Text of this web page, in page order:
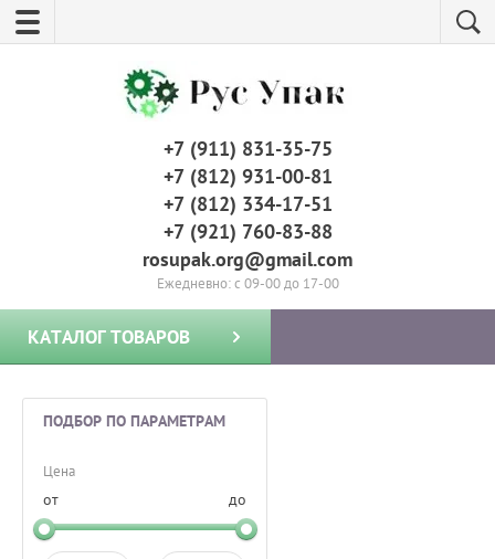
+7 (911) 831-35-75
+7 (812) 931-00-81
+7 (812) 334-17-51
+7 (921) 760-83-88
rosupak.org@gmail.com
Ежедневно: с 09-00 до 17-00
КАТАЛОГ ТОВАРОВ
ПОДБОР ПО ПАРАМЕТРАМ
Цена
от до